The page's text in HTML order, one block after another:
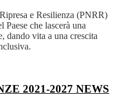
e Resilienza (PNRR)
che lascerà una
dando vita a una crescita
2021-2027 NEWS